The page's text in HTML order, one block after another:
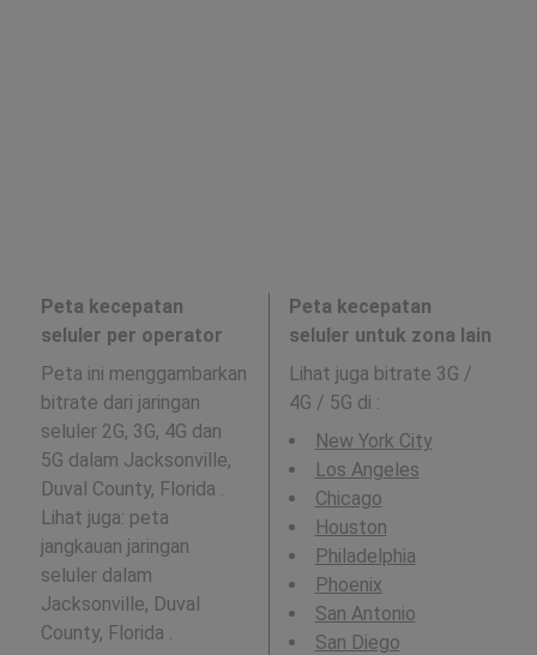
Peta kecepatan
seluler per operator
Peta ini menggambarkan
bitrate dari jaringan
seluler 2G, 3G, 4G dan
5G dalam Jacksonville,
Duval County, Florida .
Lihat juga: peta
jangkauan jaringan
seluler dalam
Jacksonville, Duval
County, Florida .
Peta kecepatan
seluler untuk zona lain
Lihat juga bitrate 3G /
4G / 5G di :
New York City
Los Angeles
Chicago
Houston
Philadelphia
Phoenix
San Antonio
San Diego